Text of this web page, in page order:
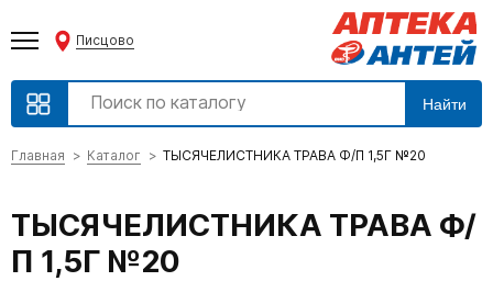
Писцово
Найти
Главная Каталог ТЫСЯЧЕЛИСТНИКА ТРАВА Ф/П 1,5Г №20
ТЫСЯЧЕЛИСТНИКА ТРАВА Ф/
П 1,5Г №20